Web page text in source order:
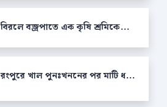
বিরলে বজ্রপাতে এক কৃষি শ্রমিকে...
রংপুরে খাল পুনঃখননের পর মাটি ধ...